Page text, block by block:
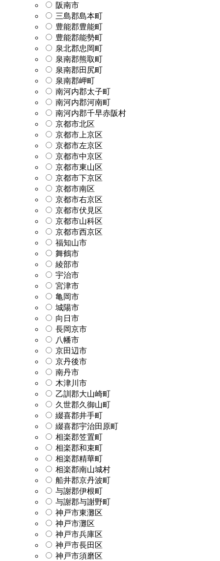
阪南市
三島郡島本町
豊能郡豊能町
豊能郡能勢町
泉北郡忠岡町
泉南郡熊取町
泉南郡田尻町
泉南郡岬町
南河内郡太子町
南河内郡河南町
南河内郡千早赤阪村
京都市北区
京都市上京区
京都市左京区
京都市中京区
京都市東山区
京都市下京区
京都市南区
京都市右京区
京都市伏見区
京都市山科区
京都市西京区
福知山市
舞鶴市
綾部市
宇治市
宮津市
亀岡市
城陽市
向日市
長岡京市
八幡市
京田辺市
京丹後市
南丹市
木津川市
乙訓郡大山崎町
久世郡久御山町
綴喜郡井手町
綴喜郡宇治田原町
相楽郡笠置町
相楽郡和束町
相楽郡精華町
相楽郡南山城村
船井郡京丹波町
与謝郡伊根町
与謝郡与謝野町
神戸市東灘区
神戸市灘区
神戸市兵庫区
神戸市長田区
神戸市須磨区